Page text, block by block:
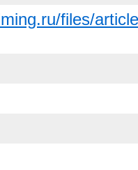
files/